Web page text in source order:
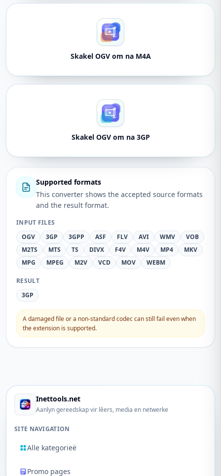
Skakel OGV om na M4A
Skakel OGV om na 3GP
Supported formats
This converter shows the accepted source formats
and the result format.
INPUT FILES
OGV
3GP 3GPP ASF FLV AVI WMV
VOB
M2TS
MTS TS DIVX F4V M4V MP4
MKV
MPG
MPEG M2V VCD MOV WEBM
RESULT
3GP
A damaged file or a non-standard codec can still fail even when
the extension is supported.
Inettools.net
Aanlyn gereedskap vir lêers, media en netwerke
SITE NAVIGATION
Alle kategorieë
Promo pages